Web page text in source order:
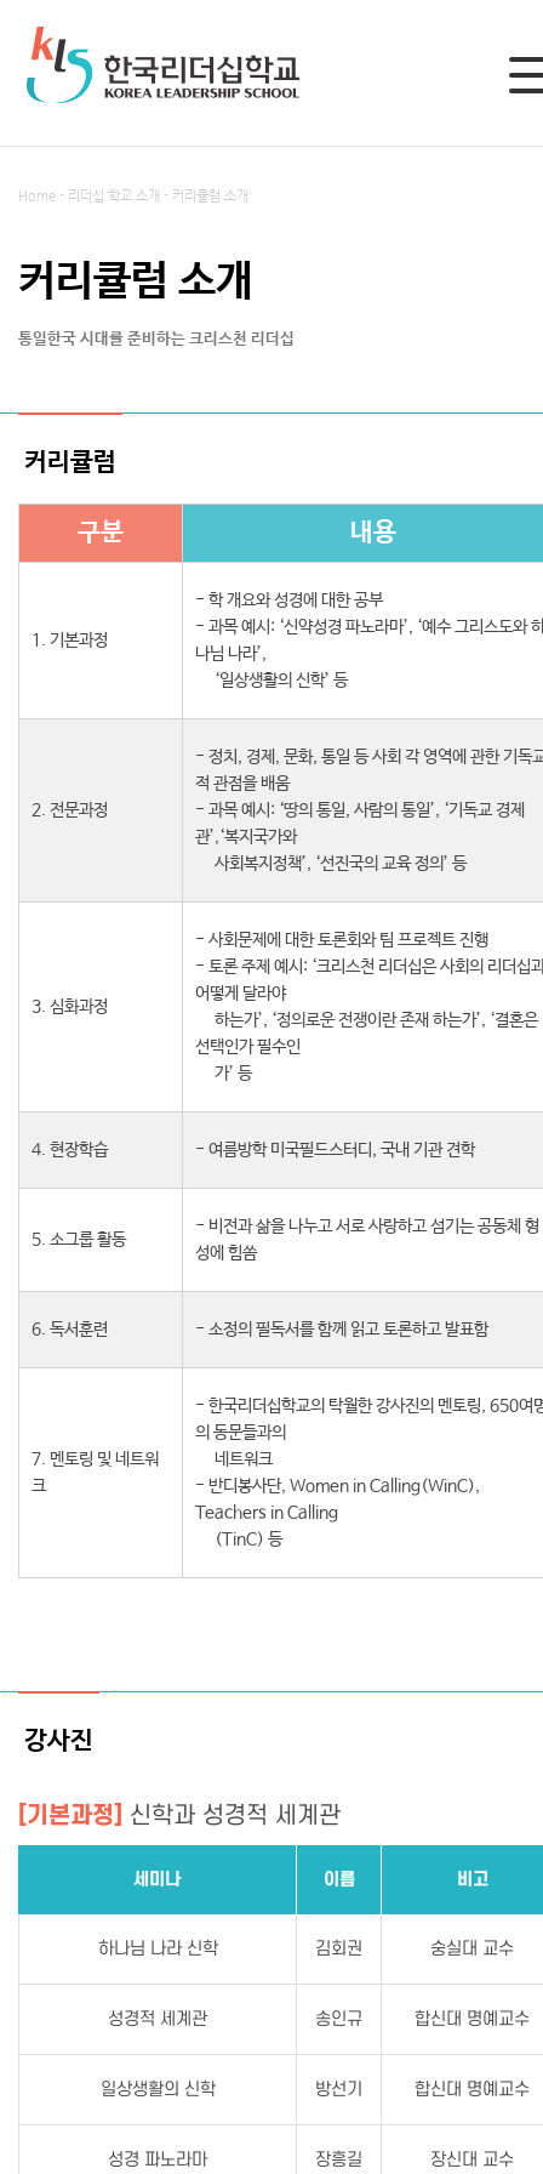
한국리더십학교 소개
설립취지와 목적 커리큘럼 소개
섬기는 사람들
연혁
재정보고
후원안내
필드스터디 영상 기타영상
커뮤니티
매거진
최근호 지난호
Home - 리더십 학교 소개 - 커리큘럼 소개
커리큘럼 소개
통일한국 시대를 준비하는 크리스천 리더십
커리큘럼
구분 내용
1. 기본과정
- 학 개요와 성경에 대한 공부
- 과목 예시: ‘신약성경 파노라마’, ‘예수 그리스도와
나님 나라’,
‘일상생활의 신학’ 등
2. 전문과정
- 정치, 경제, 문화, 통일 등 사회 각 영역에 관한 기독
적 관점을 배움
- 과목 예시: ‘땅의 통일, 사람의 통일’, ‘기독교 경제
관’,‘복지국가와
사회복지정책’, ‘선진국의 교육 정의’ 등
3. 심화과정
- 사회문제에 대한 토론회와 팀 프로젝트 진행
- 토론 주제 예시: ‘크리스천 리더십은 사회의 리더십
어떻게 달라야
하는가’, ‘정의로운 전쟁이란 존재 하는가’, ‘결혼은
선택인가 필수인
가’ 등
4. 현장학습 - 여름방학 미국필드스터디, 국내 기관 견학
5. 소그룹 활동
- 비전과 삶을 나누고 서로 사랑하고 섬기는 공동체 형
성에 힘씀
6. 독서훈련 - 소정의 필독서를 함께 읽고 토론하고 발표함
7. 멘토링 및 네트워
크
- 한국리더십학교의 탁월한 강사진의 멘토링, 650여
의 동문들과의
네트워크
- 반디봉사단, Women in Calling(WinC),
Teachers in Calling
(TinC) 등
강사진
[기본과정] 신학과 성경적 세계관
세미나 이름 비고
하나님 나라 신학 김회권 숭실대 교수
성경적 세계관 송인규 합신대 명예교수
일상생활의 신학 방선기 합신대 명예교수
성경 파노라마 장흥길 장신대 교수